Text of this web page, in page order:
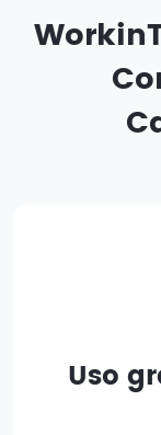
Uso